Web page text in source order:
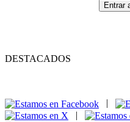
Entrar
DESTACADOS
|